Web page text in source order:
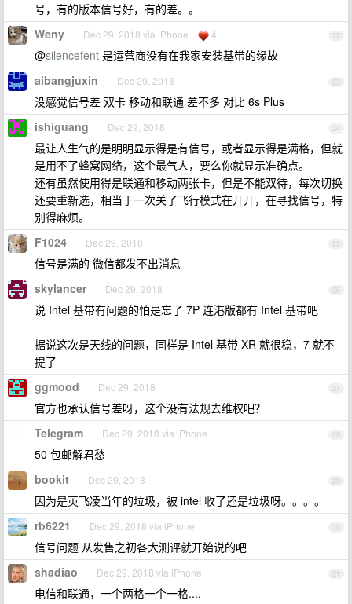
号，有的版本信号好，有的差。。
22
Weny Dec 29, 2018 via iPhone 4
@silencefent 是运营商没有在我家安装基带的缘故
23
aibangjuxin Dec 29, 2018
没感觉信号差 双卡 移动和联通 差不多 对比 6s Plus
24
ishiguang Dec 29, 2018
最让人生气的是明明显示得是有信号，或者显示得是满格，但就
是用不了蜂窝网络，这个最气人，要么你就显示准确点。
还有虽然使用得是联通和移动两张卡，但是不能双待，每次切换
还要重新选，相当于一次关了飞行模式在开开，在寻找信号，特
别得麻烦。
25
F1024 Dec 29, 2018
信号是满的 微信都发不出消息
26
skylancer Dec 29, 2018
说 Intel 基带有问题的怕是忘了 7P 连港版都有 Intel 基带吧
据说这次是天线的问题，同样是 Intel 基带 XR 就很稳，7 就不
提了
27
ggmood Dec 29, 2018
官方也承认信号差呀，这个没有法规去维权吧？
28
Telegram Dec 29, 2018 via iPhone
50 包邮解君愁
29
bookit Dec 29, 2018
因为是英飞凌当年的垃圾，被 intel 收了还是垃圾呀。。。。
30
rb6221 Dec 29, 2018 via iPhone
信号问题 从发售之初各大测评就开始说的吧
31
shadiao Dec 29, 2018 via iPhone
电信和联通，一个两格一个一格....